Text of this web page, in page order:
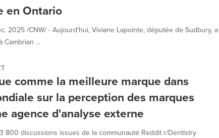
en Ontario
2025 /CNW/ - Aujourd'hui, Viviane Lapointe, députée de Sudbury,
Cambrian ...
comme la meilleure marque dans
sur la perception des marques
agence d'analyse externe
800 discussions issues de la communauté Reddit r/Dentistry